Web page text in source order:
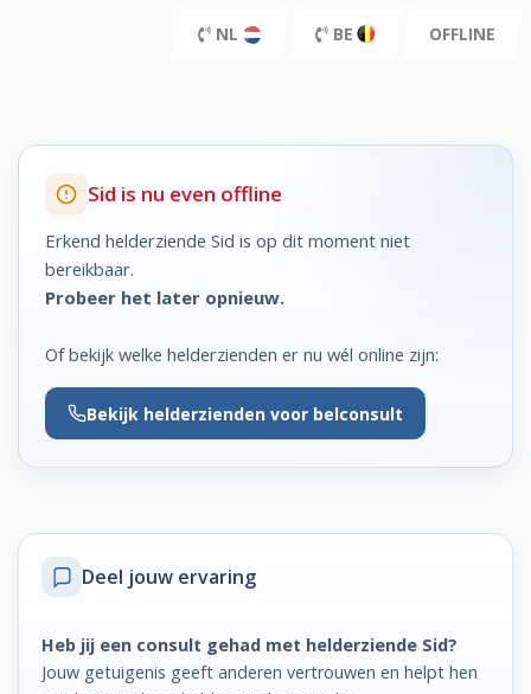
NL BE OFFLINE
Sid is nu even offline
Erkend helderziende Sid is op dit moment niet
bereikbaar.
Probeer het later opnieuw.
Of bekijk welke helderzienden er nu wél online zijn:
Bekijk helderzienden voor belconsult
Deel jouw ervaring
Heb jij een consult gehad met helderziende Sid?
Jouw getuigenis geeft anderen vertrouwen en helpt hen